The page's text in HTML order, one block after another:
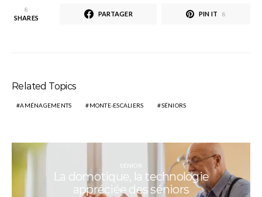
8
SHARES
PARTAGER PIN IT 8
Related Topics
AMÉNAGEMENTS MONTE-ESCALIERS SÉNIORS
SÉNIOR
La domotique, la technologie
appréciée des séniors